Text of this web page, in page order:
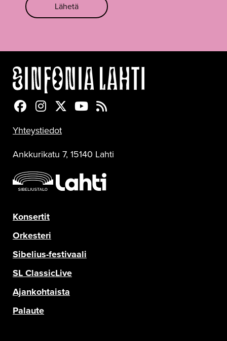
Lähetä
Sinfonia Lahti Facebookissa
Sinfonia Lahti Instagramissa
Sinfonia Lahti Twitterissä
Sinfonia Lahti YouTubessa
Sinfonia Lahti RSS-feed
Yhteystiedot
Ankkurikatu 7, 15140 Lahti
Konsertit
Orkesteri
Sibelius-festivaali
SL ClassicLive
Ajankohtaista
Palaute